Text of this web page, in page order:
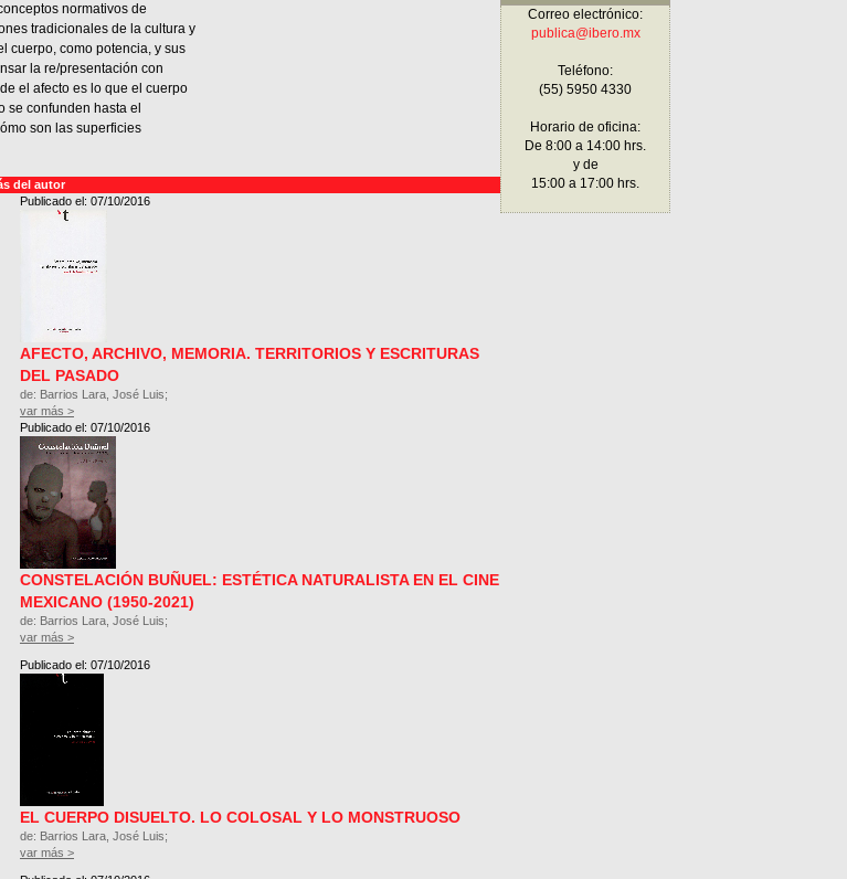
normativos de
tradicionales de la cultura y
cuerpo, como potencia, y sus
la re/presentación con
el afecto es lo que el cuerpo
se confunden hasta el
son las superficies
Correo electrónico:
publica@ibero.mx
Teléfono:
(55) 5950 4330
Horario de oficina:
De 8:00 a 14:00 hrs.
y de
15:00 a 17:00 hrs.
del autor
Publicado el: 07/10/2016
AFECTO, ARCHIVO, MEMORIA. TERRITORIOS Y ESCRITURAS
DEL PASADO
de: Barrios Lara, José Luis;
var más >
Publicado el: 07/10/2016
CONSTELACIÓN BUÑUEL: ESTÉTICA NATURALISTA EN EL CINE
MEXICANO (1950-2021)
de: Barrios Lara, José Luis;
var más >
Publicado el: 07/10/2016
EL CUERPO DISUELTO. LO COLOSAL Y LO MONSTRUOSO
de: Barrios Lara, José Luis;
var más >